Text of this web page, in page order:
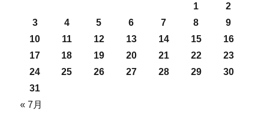
« 7月
1
2
3
4 5 6 7 8
9
10
11 12 13 14 15
16
17
18 19 20 21 22
23
24
25 26 27 28 29
30
31